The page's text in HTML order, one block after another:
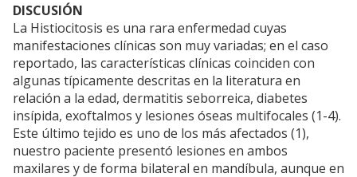
DISCUSIÓN
La Histiocitosis es una rara enfermedad cuyas
manifestaciones clínicas son muy variadas; en el caso
reportado, las características clínicas coinciden con
algunas típicamente descritas en la literatura en
relación a la edad, dermatitis seborreica, diabetes
insípida, exoftalmos y lesiones óseas multifocales (1-4).
Este último tejido es uno de los más afectados (1),
nuestro paciente presentó lesiones en ambos
maxilares y de forma bilateral en mandíbula, aunque en